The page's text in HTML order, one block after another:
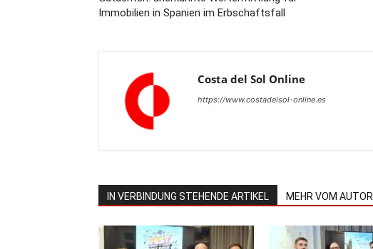
Immobilien in Spanien im Erbschaftsfall
Costa del Sol Online
https://www.costadelsol-online.es
IN VERBINDUNG STEHENDE ARTIKEL MEHR VOM AUTOR